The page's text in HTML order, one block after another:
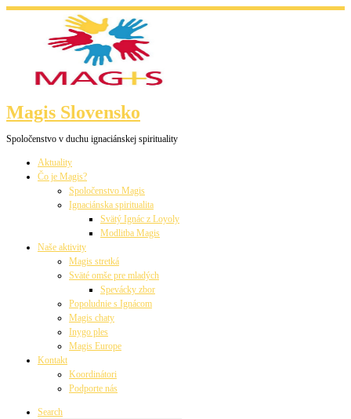
Skip
Magis Slovensko
Spoločenstvo v duchu ignaciánskej spirituality
Aktuality
Čo je Magis?
Spoločenstvo Magis
Ignaciánska spiritualita
Svätý Ignác z Loyoly
Modlitba Magis
Naše aktivity
Magis stretká
Sväté omše pre mladých
Spevácky zbor
Popoludnie s Ignácom
Magis chaty
Inygo ples
Magis Europe
Kontakt
Koordinátori
Podporte nás
Search